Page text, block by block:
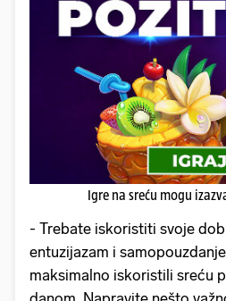
Igre na sreću mogu
- Trebate iskoristiti svoje
entuzijazam i
maksimalno iskoristili sreću